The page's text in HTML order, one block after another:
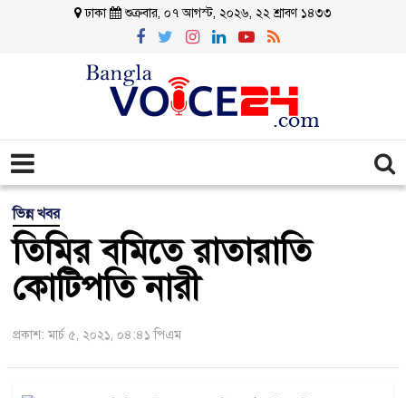
ঢাকা শুক্রবার, ০৭ আগস্ট, ২০২৬, ২২ শ্রাবণ ১৪৩৩
ভিন্ন খবর
তিমির বমিতে রাতারাতি
কোটিপতি নারী
প্রকাশ: মার্চ ৫, ২০২১, ০৪:৪১ পিএম